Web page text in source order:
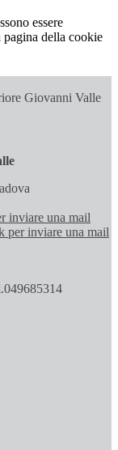
essere
della cookie
Giovanni Valle
inviare una mail
per inviare una mail